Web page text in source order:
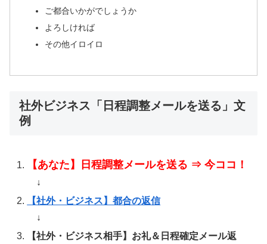
ご都合いかがでしょうか
よろしければ
その他イロイロ
社外ビジネス「日程調整メールを送る」文
例
【あなた】日程調整メールを送る ⇒ 今ココ！
↓
【社外・ビジネス】都合の返信
↓
【社外・ビジネス相手】お礼＆日程確定メール返